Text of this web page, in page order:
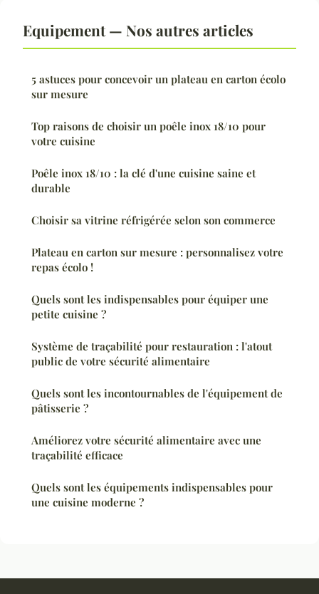
Equipement — Nos autres articles
5 astuces pour concevoir un plateau en carton écolo
sur mesure
Top raisons de choisir un poêle inox 18/10 pour
votre cuisine
Poêle inox 18/10 : la clé d'une cuisine saine et
durable
Choisir sa vitrine réfrigérée selon son commerce
Plateau en carton sur mesure : personnalisez votre
repas écolo !
Quels sont les indispensables pour équiper une
petite cuisine ?
Système de traçabilité pour restauration : l'atout
public de votre sécurité alimentaire
Quels sont les incontournables de l'équipement de
pâtisserie ?
Améliorez votre sécurité alimentaire avec une
traçabilité efficace
Quels sont les équipements indispensables pour
une cuisine moderne ?